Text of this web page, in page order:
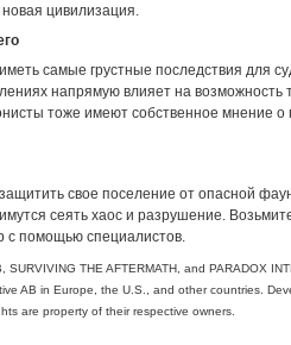
цивилизация.
самые грустные последствия для
напрямую влияет на
тоже имеют собственное мнение о
свое поселение от опасной
сеять хаос и разрушение.
с помощью специалистов.
THE AFTERMATH, and PARADOX
AB in Europe, the U.S., and other countries.
are property of their respective owners.